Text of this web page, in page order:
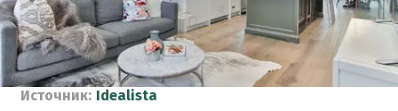
Источник: Idealista